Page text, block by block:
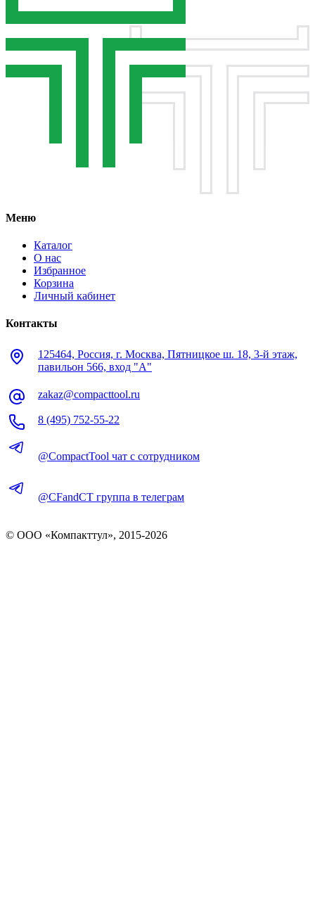
Меню
Каталог
О нас
Избранное
Корзина
Личный кабинет
Контакты
125464, Россия, г. Москва, Пятницкое ш. 18, 3-й этаж,
павильон 566, вход "А"
zakaz@compacttool.ru
8 (495) 752-55-22
@CompactTool чат с сотрудником
@CFandCT группа в телеграм
© OOO «Компакттул», 2015-2026